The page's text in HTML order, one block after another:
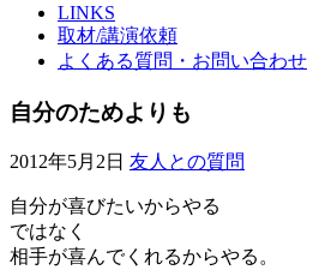
LINKS
取材/講演依頼
よくある質問・お問い合わせ
自分のためよりも
2012年5月2日 友人との質問
自分が喜びたいからやる
ではなく
相手が喜んでくれるからやる。